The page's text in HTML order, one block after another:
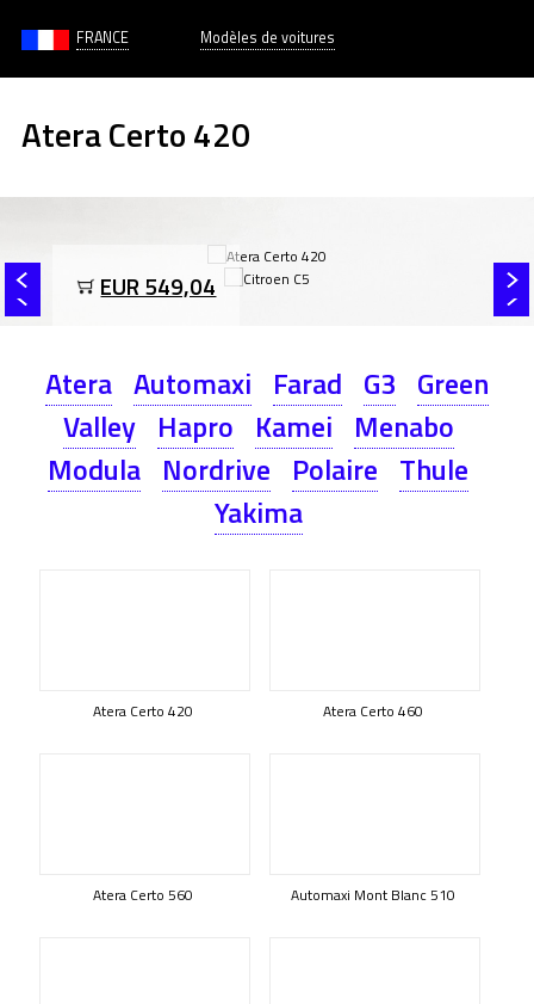
FRANCE Modèles de voitures
Atera Certo 420
EUR 549,04
Atera Automaxi Farad G3 Green
Valley Hapro Kamei Menabo
Modula Nordrive Polaire Thule
Yakima
Atera Certo 420 Atera Certo 460
Atera Certo 560 Automaxi Mont Blanc 510